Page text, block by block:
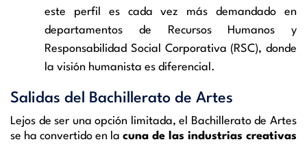
este perfil es cada vez más demandado en
departamentos de Recursos Humanos y
Responsabilidad Social Corporativa (RSC), donde
la visión humanista es diferencial.
Salidas del Bachillerato de Artes
Lejos de ser una opción limitada, el Bachillerato de Artes
se ha convertido en la cuna de las industrias creativas